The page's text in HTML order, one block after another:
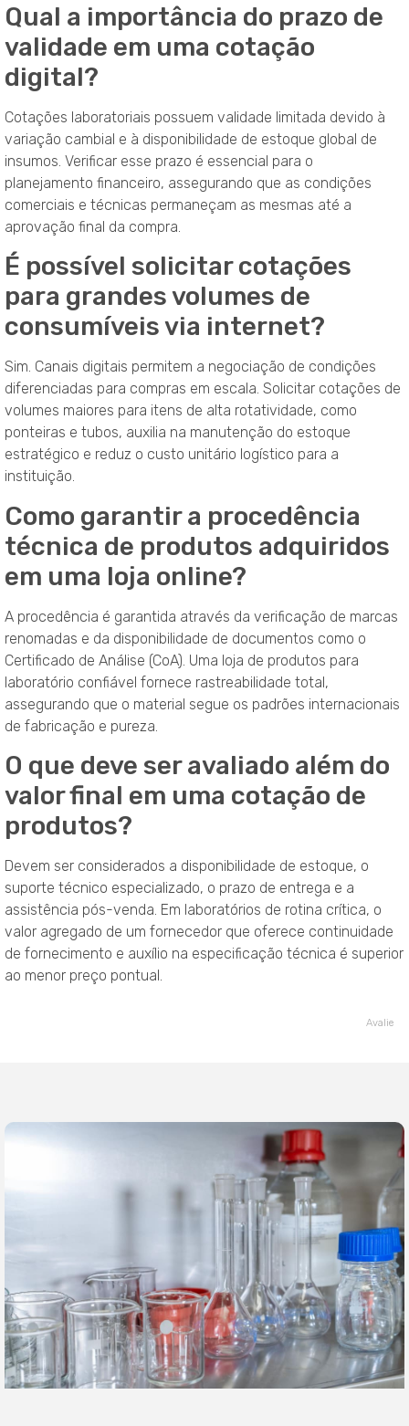
Qual a importância do prazo de
validade em uma cotação
digital?
Cotações laboratoriais possuem validade limitada devido à
variação cambial e à disponibilidade de estoque global de
insumos. Verificar esse prazo é essencial para o
planejamento financeiro, assegurando que as condições
comerciais e técnicas permaneçam as mesmas até a
aprovação final da compra.
É possível solicitar cotações
para grandes volumes de
consumíveis via internet?
Sim. Canais digitais permitem a negociação de condições
diferenciadas para compras em escala. Solicitar cotações de
volumes maiores para itens de alta rotatividade, como
ponteiras e tubos, auxilia na manutenção do estoque
estratégico e reduz o custo unitário logístico para a
instituição.
Como garantir a procedência
técnica de produtos adquiridos
em uma loja online?
A procedência é garantida através da verificação de marcas
renomadas e da disponibilidade de documentos como o
Certificado de Análise (CoA). Uma loja de produtos para
laboratório confiável fornece rastreabilidade total,
assegurando que o material segue os padrões internacionais
de fabricação e pureza.
O que deve ser avaliado além do
valor final em uma cotação de
produtos?
Devem ser considerados a disponibilidade de estoque, o
suporte técnico especializado, o prazo de entrega e a
assistência pós-venda. Em laboratórios de rotina crítica, o
valor agregado de um fornecedor que oferece continuidade
de fornecimento e auxílio na especificação técnica é superior
ao menor preço pontual.
Avalie